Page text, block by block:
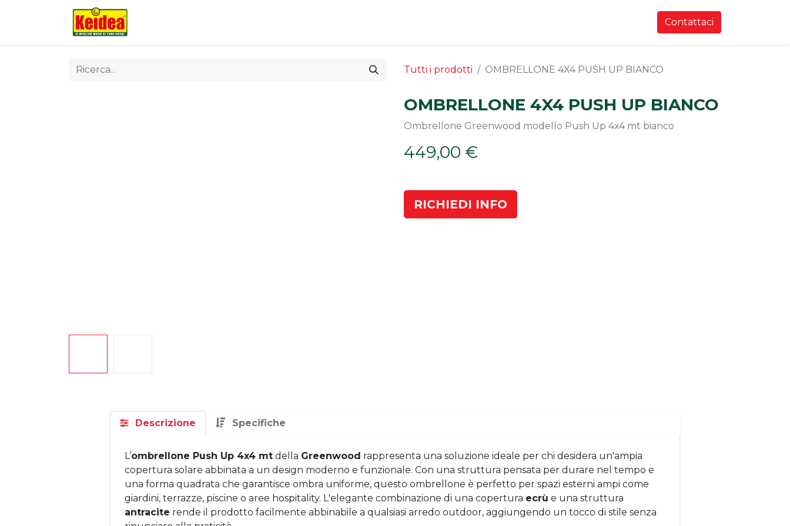
Contattaci
Tutti i prodotti OMBRELLONE 4X4 PUSH UP BIANCO
OMBRELLONE 4X4 PUSH UP BIANCO
Ombrellone Greenwood modello Push Up 4x4 mt bianco
449,00 €
RICHIEDI INFO
Descrizione Specifiche
L’ombrellone Push Up 4x4 mt della Greenwood rappresenta una soluzione ideale per chi desidera un'ampia
copertura solare abbinata a un design moderno e funzionale. Con una struttura pensata per durare nel tempo e
una forma quadrata che garantisce ombra uniforme, questo ombrellone è perfetto per spazi esterni ampi come
giardini, terrazze, piscine o aree hospitality. L'elegante combinazione di una copertura ecrù e una struttura
antracite rende il prodotto facilmente abbinabile a qualsiasi arredo outdoor, aggiungendo un tocco di stile senza